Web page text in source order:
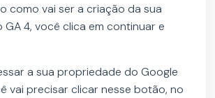
como vai ser a criação da sua
4, você clica em continuar e
a sua propriedade do Google
vai precisar clicar nesse botão, no